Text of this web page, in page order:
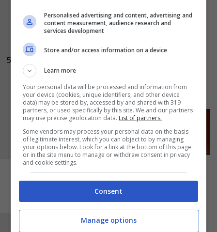
5
l’involucro di pan di Spagna e marzapane con
la ricotta precedentemente preparata e
richiudete la superficie con delle altre strisce di
almeno per un paio d’ore
Trascorso il tempo di riposo in frigorifero,
Personalised advertising and content, advertising and
content measurement, audience research and
services development
Store and/or access information on a device
Learn more
Your personal data will be processed and information from
your device (cookies, unique identifiers, and other device
data) may be stored by, accessed by and shared with 319
partners, or used specifically by this site. We and our partners
may use precise geolocation data. List of partners.
Some vendors may process your personal data on the basis
of legitimate interest, which you can object to by managing
your options below. Look for a link at the bottom of this page
or in the site menu to manage or withdraw consent in privacy
and cookie settings.
Consent
Manage options